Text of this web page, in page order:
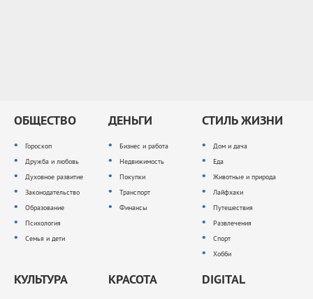
ОБЩЕСТВО
Гороскоп
Дружба и любовь
Духовное развитие
Законодательство
Образование
Психология
Семья и дети
ДЕНЬГИ
Бизнес и работа
Недвижимость
Покупки
Транспорт
Финансы
СТИЛЬ ЖИЗНИ
Дом и дача
Еда
Животные и природа
Лайфхаки
Путешествия
Развлечения
Спорт
Хобби
КУЛЬТУРА КРАСОТА DIGITAL